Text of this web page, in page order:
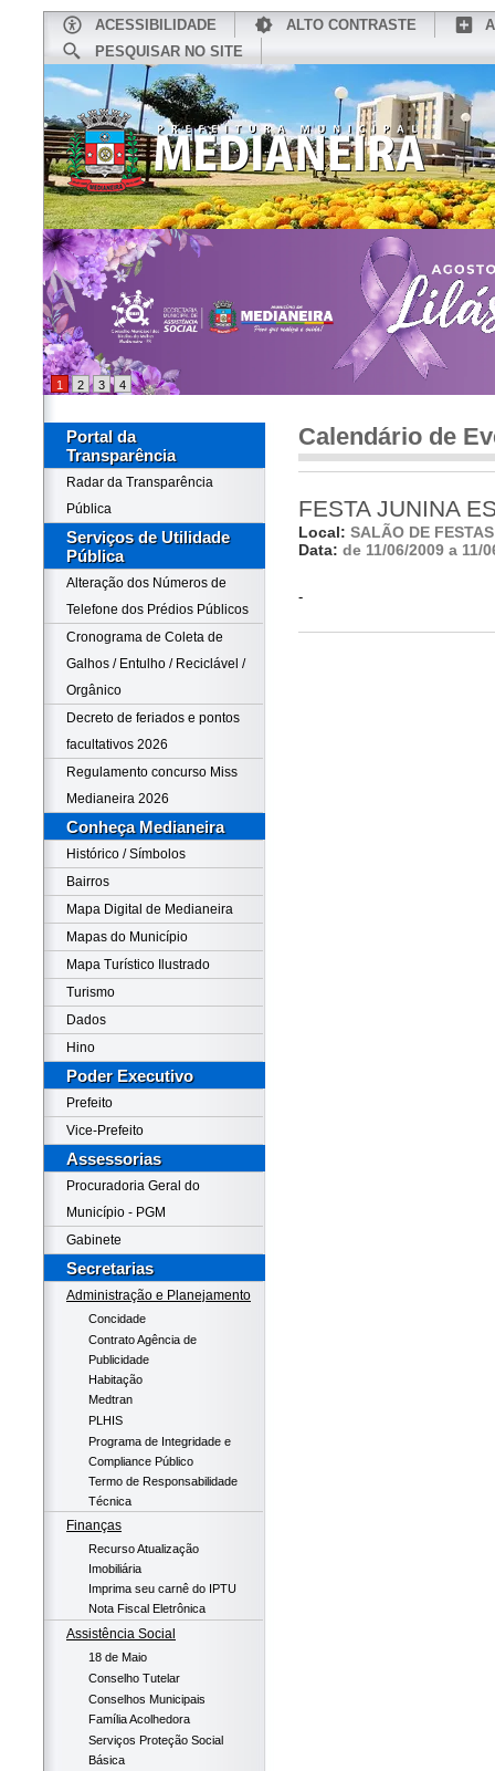
ACESSIBILIDADE ALTO CONTRASTE
PESQUISAR NO SITE
CONHEÇA MEDIANEIRA
1 2 3 4
Portal da
Transparência
Radar da Transparência
Pública
Serviços de Utilidade
Pública
Alteração dos Números de
Telefone dos Prédios Públicos
Cronograma de Coleta de
Galhos / Entulho / Reciclável /
Orgânico
Decreto de feriados e pontos
facultativos 2026
Regulamento concurso Miss
Medianeira 2026
Conheça Medianeira
Histórico / Símbolos
Bairros
Mapa Digital de Medianeira
Mapas do Município
Mapa Turístico Ilustrado
Turismo
Dados
Hino
Poder Executivo
Prefeito
Vice-Prefeito
Assessorias
Procuradoria Geral do
Município - PGM
Gabinete
Secretarias
Administração e Planejamento
Concidade
Contrato Agência de
Publicidade
Habitação
Medtran
PLHIS
Programa de Integridade e
Compliance Público
Termo de Responsabilidade
Técnica
Finanças
Recurso Atualização
Imobiliária
Imprima seu carnê do IPTU
Nota Fiscal Eletrônica
Assistência Social
18 de Maio
Conselho Tutelar
Conselhos Municipais
Família Acolhedora
Serviços Proteção Social
Básica
Calendário de
FESTA JUNINA
Local: SALÃO DE
Data: de 11/06/2009 a 11/
-